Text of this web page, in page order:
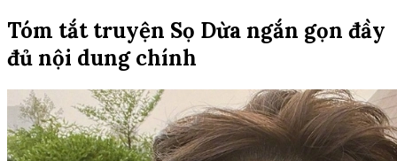
Tóm tắt truyện Sọ Dừa ngắn gọn đầy
đủ nội dung chính